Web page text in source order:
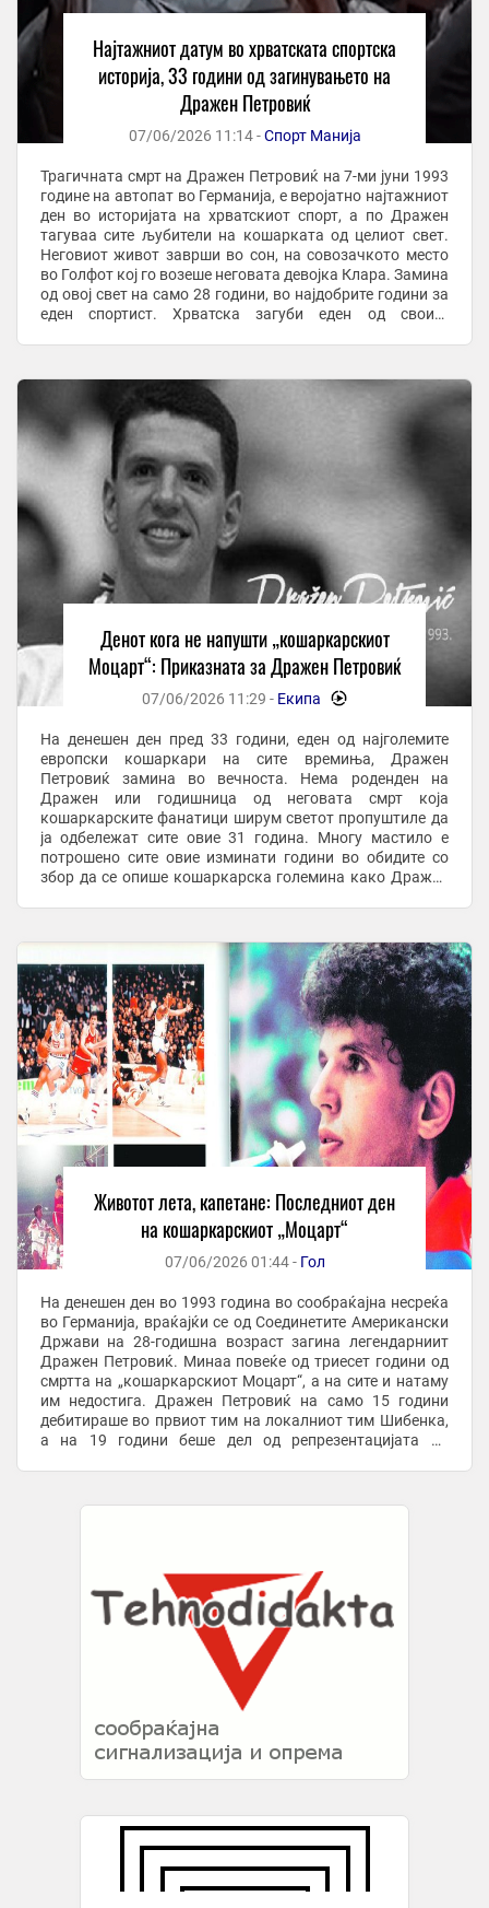
Најтажниот датум во хрватската спортска
историја, 33 години од загинувањето на
Дражен Петровиќ
07/06/2026 11:14 -Спорт Манија
Трагичната смрт на Дражен Петровиќ на 7-ми јуни 1993
године на автопат во Германија, е веројатно најтажниот
ден во историјата на хрватскиот спорт, а по Дражен
тагуваа сите љубители на кошарката од целиот свет.
Неговиот живот заврши во сон, на совозачкото место
во Голфот кој го возеше неговата девојка Клара. Замина
од овој свет на само 28 години, во најдобрите години за
еден спортист. Хрватска загуби еден од своите
Денот кога не напушти „кошаркарскиот
Моцарт“: Приказната за Дражен Петровиќ
07/06/2026 11:29 - Екипа -
На денешен ден пред 33 години, еден од најголемите
европски кошаркари на сите времиња, Дражен
Петровиќ замина во вечноста. Нема роденден на
Дражен или годишница од неговата смрт која
кошаркарските фанатици ширум светот пропуштиле да
ја одбележат сите овие 31 годинa. Многу мастило е
потрошено сите овие изминати години во обидите со
збор да се опише кошаркарска големина како Дражен
Животот лета, капетане: Последниот ден
на кошаркарскиот „Моцарт“
07/06/2026 01:44 - Гол
На денешен ден во 1993 година во сообраќајна несреќа
во Германија, враќајќи се од Соединетите Американски
Држави на 28-годишна возраст загина легендарниит
Дражен Петровиќ. Минаа повеќе од триесет години од
смртта на „кошаркарскиот Моцарт“, а на сите и натаму
им недостига. Дражен Петровиќ на само 15 години
дебитираше во првиот тим на локалниот тим Шибенка,
а на 19 години беше дел од репрезентацијата на